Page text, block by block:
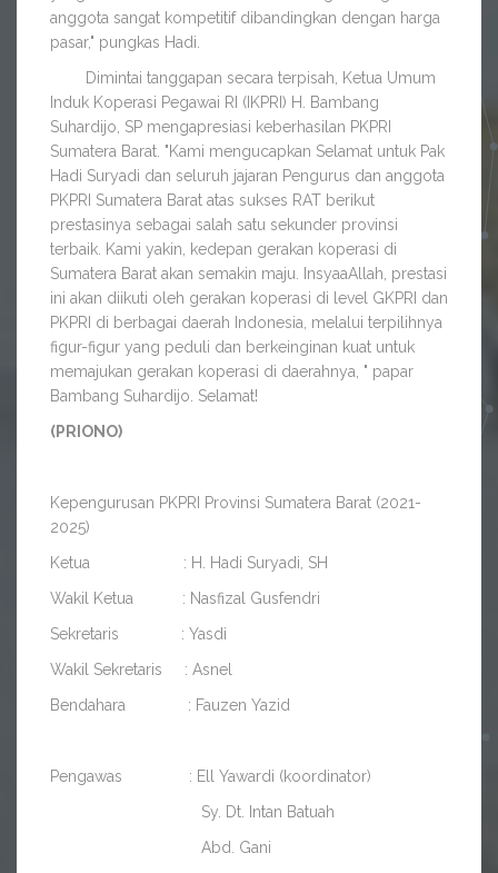
anggota sangat kompetitif dibandingkan dengan harga
pasar," pungkas Hadi.
Dimintai tanggapan secara terpisah, Ketua Umum
Induk Koperasi Pegawai RI (IKPRI) H. Bambang
Suhardijo, SP mengapresiasi keberhasilan PKPRI
Sumatera Barat. "Kami mengucapkan Selamat untuk Pak
Hadi Suryadi dan seluruh jajaran Pengurus dan anggota
PKPRI Sumatera Barat atas sukses RAT berikut
prestasinya sebagai salah satu sekunder provinsi
terbaik. Kami yakin, kedepan gerakan koperasi di
Sumatera Barat akan semakin maju. InsyaaAllah, prestasi
ini akan diikuti oleh gerakan koperasi di level GKPRI dan
PKPRI di berbagai daerah Indonesia, melalui terpilihnya
figur-figur yang peduli dan berkeinginan kuat untuk
memajukan gerakan koperasi di daerahnya, " papar
Bambang Suhardijo. Selamat!
(PRIONO)
Kepengurusan PKPRI Provinsi Sumatera Barat (2021-
2025)
Ketua : H. Hadi Suryadi, SH
Wakil Ketua : Nasfizal Gusfendri
Sekretaris : Yasdi
Wakil Sekretaris : Asnel
Bendahara : Fauzen Yazid
Pengawas : Ell Yawardi (koordinator)
Sy. Dt. Intan Batuah
Abd. Gani